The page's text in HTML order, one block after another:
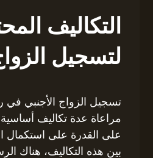
التكاليف
لتسجيل
تسجيل الزواج الأجنبي في
مراعاة عدة تكاليف أساسية
على القدرة على استكمال
بين هذه التكاليف، هناك